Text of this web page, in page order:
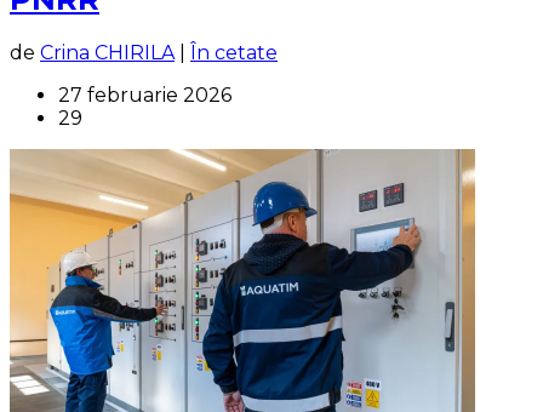
de Crina CHIRILA| În cetate
27 februarie 2026
29